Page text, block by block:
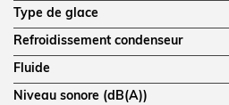
Type de glace
Refroidissement condenseur
Fluide
Niveau sonore (dB(A))